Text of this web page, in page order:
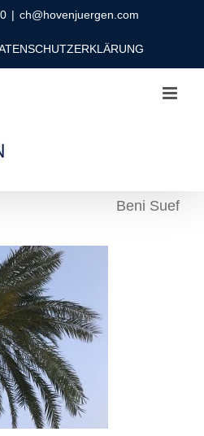
| ch@hovenjuergen.com
Beni Suef